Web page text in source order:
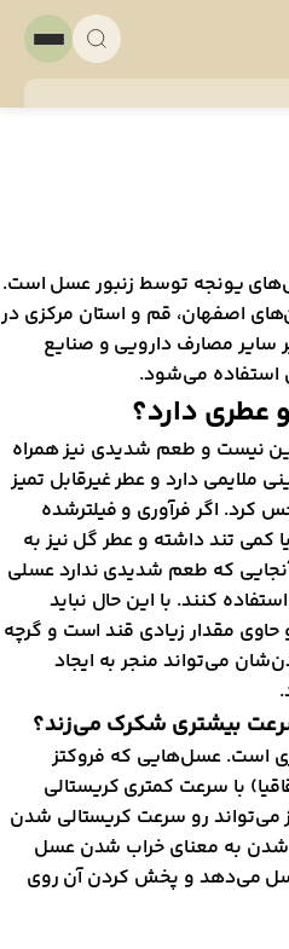
یونجه توسط زنبور عسل است.
اصفهان، قم و استان مرکزی در
سایر مصارف دارویی و صنایع
استفاده می‌شود.
دارد؟
نیست و طعم شدیدی نیز همراه
ملایمی دارد و عطر غیرقابل‌ تمیز
کرد. اگر فرآوری و فیلترشده
تند داشته و عطر گل نیز به
که طعم شدیدی ندارد عسلی
کنند. با این حال نباید
مقدار زیادی قند است و گرچه
می‌تواند منجر به ایجاد
بیشتری شکرک می‌زند؟
است. عسل‌هایی که فروکتز
با سرعت کمتری کریستالی
می‌تواند رو سرعت کریستالی شدن
شدن به معنای خراب شدن عسل
می‌دهد و پخش کردن آن روی